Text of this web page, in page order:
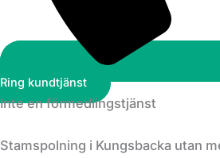
Ring kundtjänst
Inte en förmedlingstjänst
Stamspolning i Kungsbacka utan